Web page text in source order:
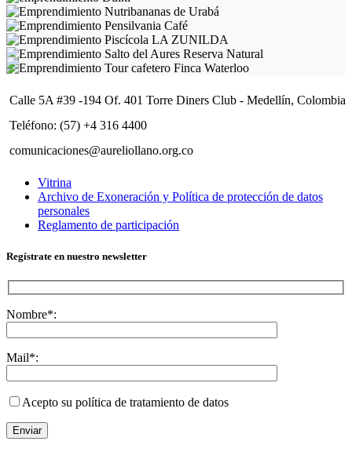
Calle 5A #39 -194 Of. 401 Torre Diners Club - Medellín, Colombia
Teléfono: (57) +4 316 4400
comunicaciones@aureliollano.org.co
Vitrina
Archivo de Exoneración y Política de protección de datos
personales
Reglamento de participación
Regístrate en nuestro newsletter
Nombre*:
Mail*:
Acepto su política de tratamiento de datos